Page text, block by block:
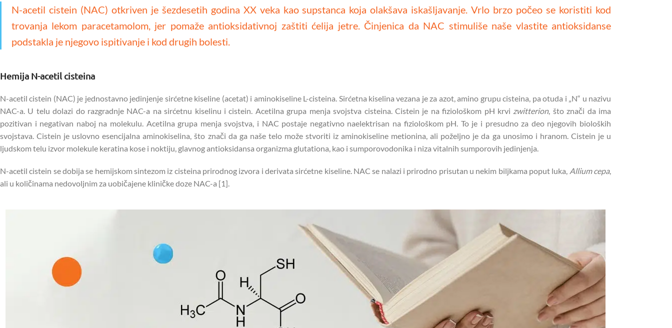
N-acetil cistein (NAC) otkriven je šezdesetih godina XX veka kao supstanca koja olakšava iskašljavanje. Vrlo brzo počeo se koristiti kod
trovanja lekom paracetamolom, jer pomaže antioksidativnoj zaštiti ćelija jetre. Činjenica da NAC stimuliše naše vlastite antioksidanse
podstakla je njegovo ispitivanje i kod drugih bolesti.
Hemija N-acetil cisteina
N-acetil cistein (NAC) je jednostavno jedinjenje sirćetne kiseline (acetat) i aminokiseline L-cisteina. Sirćetna kiselina vezana je za azot, amino grupu cisteina, pa otuda i „N“ u nazivu
NAC-a. U telu dolazi do razgradnje NAC-a na sirćetnu kiselinu i cistein. Acetilna grupa menja svojstva cisteina. Cistein je na fiziološkom pH krvi zwitterion, što znači da ima
pozitivan i negativan naboj na molekulu. Acetilna grupa menja svojstva, i NAC postaje negativno naelektrisan na fiziološkom pH. To je i presudno za deo njegovih bioloških
svojstava. Cistein je uslovno esencijalna aminokiselina, što znači da ga naše telo može stvoriti iz aminokiseline metionina, ali poželjno je da ga unosimo i hranom. Cistein je u
ljudskom telu izvor molekule keratina kose i noktiju, glavnog antioksidansa organizma glutationa, kao i sumporovodonika i niza vitalnih sumporovih jedinjenja.
N-acetil cistein se dobija se hemijskom sintezom iz cisteina prirodnog izvora i derivata sirćetne kiseline. NAC se nalazi i prirodno prisutan u nekim biljkama poput luka, Allium cepa,
ali u količinama nedovoljnim za uobičajene kliničke doze NAC-a [1].